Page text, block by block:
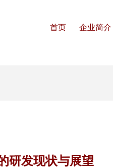
首页 企业简介
研发现状与展望